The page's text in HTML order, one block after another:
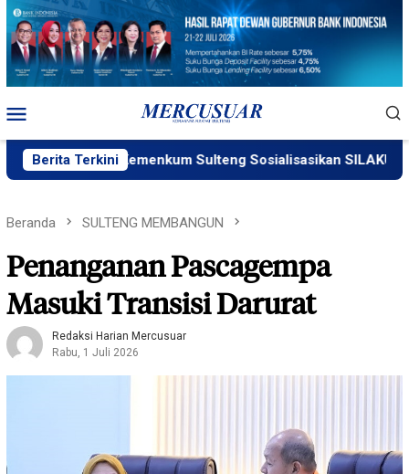
Loncat
konten
Mobile
Berita TerkiniKemenkum Sulteng Sosialisasikan SILAKUM
Beranda SULTENG MEMBANGUN
Penanganan Pascagempa
Masuki Transisi Darurat
Redaksi Harian Mercusuar
Rabu, 1 Juli 2026